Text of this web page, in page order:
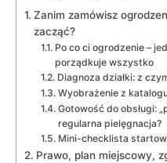
Zanim zamówisz
zacząć?
Po co ci ogrodzenie –
porządkuje wszystko
Diagnoza działki: z
Wyobrażenie z
Gotowość do obsługi:
regularna pielęgnacja?
Mini-checklista
Prawo, plan miejscowy,